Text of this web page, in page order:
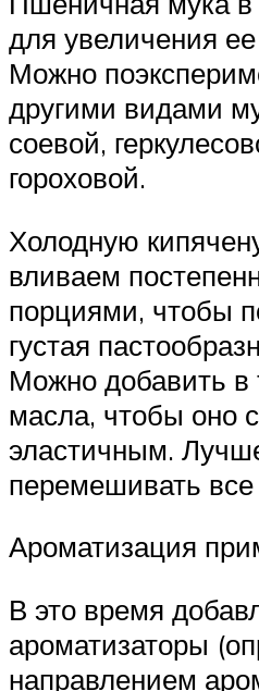
для увеличения ее
Можно
другими видами
соевой,
гороховой.
Холодную
вливаем
порциями, чтобы
густая
Можно добавить в
масла, чтобы оно
эластичным.
перемешивать
Ароматизация
В это время
ароматизаторы
направлением